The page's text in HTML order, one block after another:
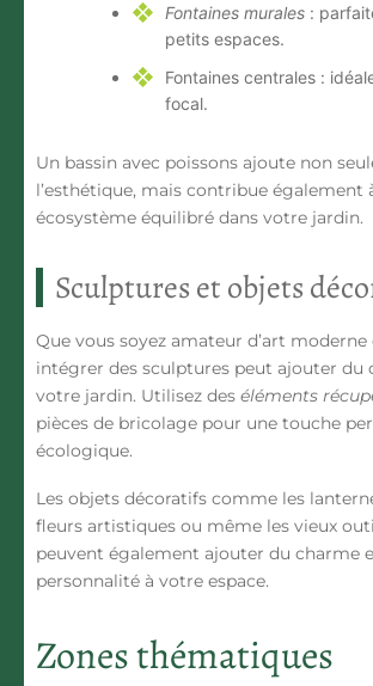
Fontaines murales :
petits espaces.
Fontaines centrales :
focal.
Un bassin avec poissons ajoute non
l’esthétique, mais contribue également
écosystème équilibré dans votre jardin.
Sculptures et objets
Que vous soyez amateur d’art moderne
intégrer des sculptures peut ajouter du
votre jardin. Utilisez des éléments
pièces de bricolage pour une touche
écologique.
Les objets décoratifs comme les
fleurs artistiques ou même les vieux
peuvent également ajouter du charme
personnalité à votre espace.
Zones thématiques